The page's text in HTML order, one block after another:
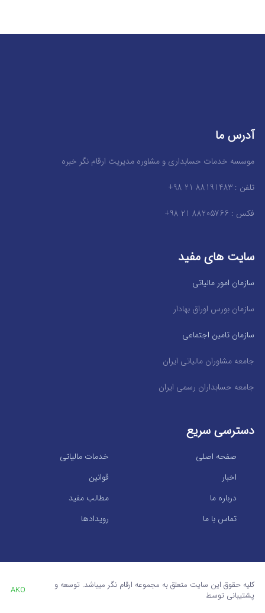
آدرس ما
موسسه خدمات حسابداری و مشاوره مدیریت ارقام نگر خبره
تلفن : 88191483 21 98+
فکس : 88205766 21 98+
سایت های مفید
سازمان امور مالیاتی
سازمان بورس اوراق بهادار
سازمان تامین اجتماعی
جامعه مشاوران مالیاتی ایران
جامعه حسابداران رسمی ایران
دسترسی سریع
خدمات مالیاتی
صفحه اصلی
قوانین
اخبار
مطالب مفید
درباره ما
رویدادها
تماس با ما
کلیه حقوق این سایت متعلق به مجموعه ارقام نگر میباشد. توسعه و
پشتیبانی توسط
AKO